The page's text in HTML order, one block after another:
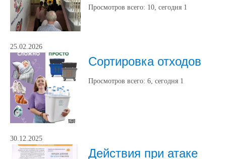
Просмотров всего: 10, сегодня 1
25.02.2026
Сортировка отходов
Просмотров всего: 6, сегодня 1
30.12.2025
Действия при атаке